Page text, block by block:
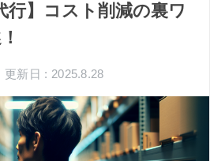
行】コスト削減の裏ワ
更新日 : 2025.8.28